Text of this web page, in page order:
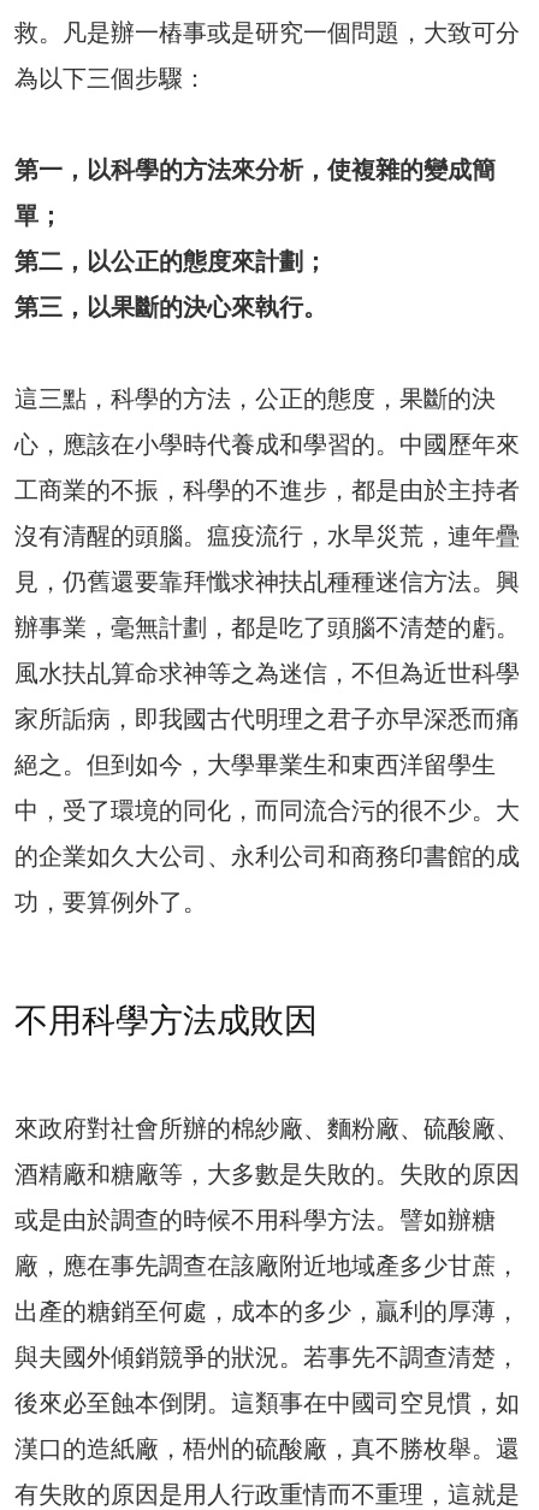
救。凡是辦一樁事或是研究一個問題，大致可分
為以下三個步驟：
第一，以科學的方法來分析，使複雜的變成簡
單；
第二，以公正的態度來計劃；
第三，以果斷的決心來執行。
這三點，科學的方法，公正的態度，果斷的決
心，應該在小學時代養成和學習的。中國歷年來
工商業的不振，科學的不進步，都是由於主持者
沒有清醒的頭腦。瘟疫流行，水旱災荒，連年疊
見，仍舊還要靠拜懺求神扶乩種種迷信方法。興
辦事業，毫無計劃，都是吃了頭腦不清楚的虧。
風水扶乩算命求神等之為迷信，不但為近世科學
家所詬病，即我國古代明理之君子亦早深悉而痛
絕之。但到如今，大學畢業生和東西洋留學生
中，受了環境的同化，而​同流合污的很不少。大
的企業如久大公司、永利公司和商務印書館的成
功，要算例外了。
不用科學方法成敗因
來政府對社會所辦的棉紗廠、麵粉廠、硫酸廠、
酒精廠和糖廠等，大多數是失敗的。失敗的原因
或是由於調查的時候不用科學方法。譬如辦糖
廠，應在事先調查在該廠附近地域產多少甘蔗，
出產的糖銷至何處，成本的多少，贏利的厚薄，
與夫國外傾銷競爭的狀況。若事先不調查清楚，
後來必至蝕本倒閉。這類事在中國司空見慣，如
漢口的造紙廠，梧州的硫酸廠，真不勝枚舉。還
有失敗的原因是用人行政重情而不重理，這就是